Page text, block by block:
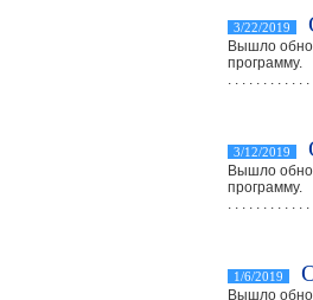
3/22/2019
Вышло
программу.
. . . . . . . . . . .
3/12/2019
Вышло
программу.
. . . . . . . . . . .
1/6/2019
Вышло